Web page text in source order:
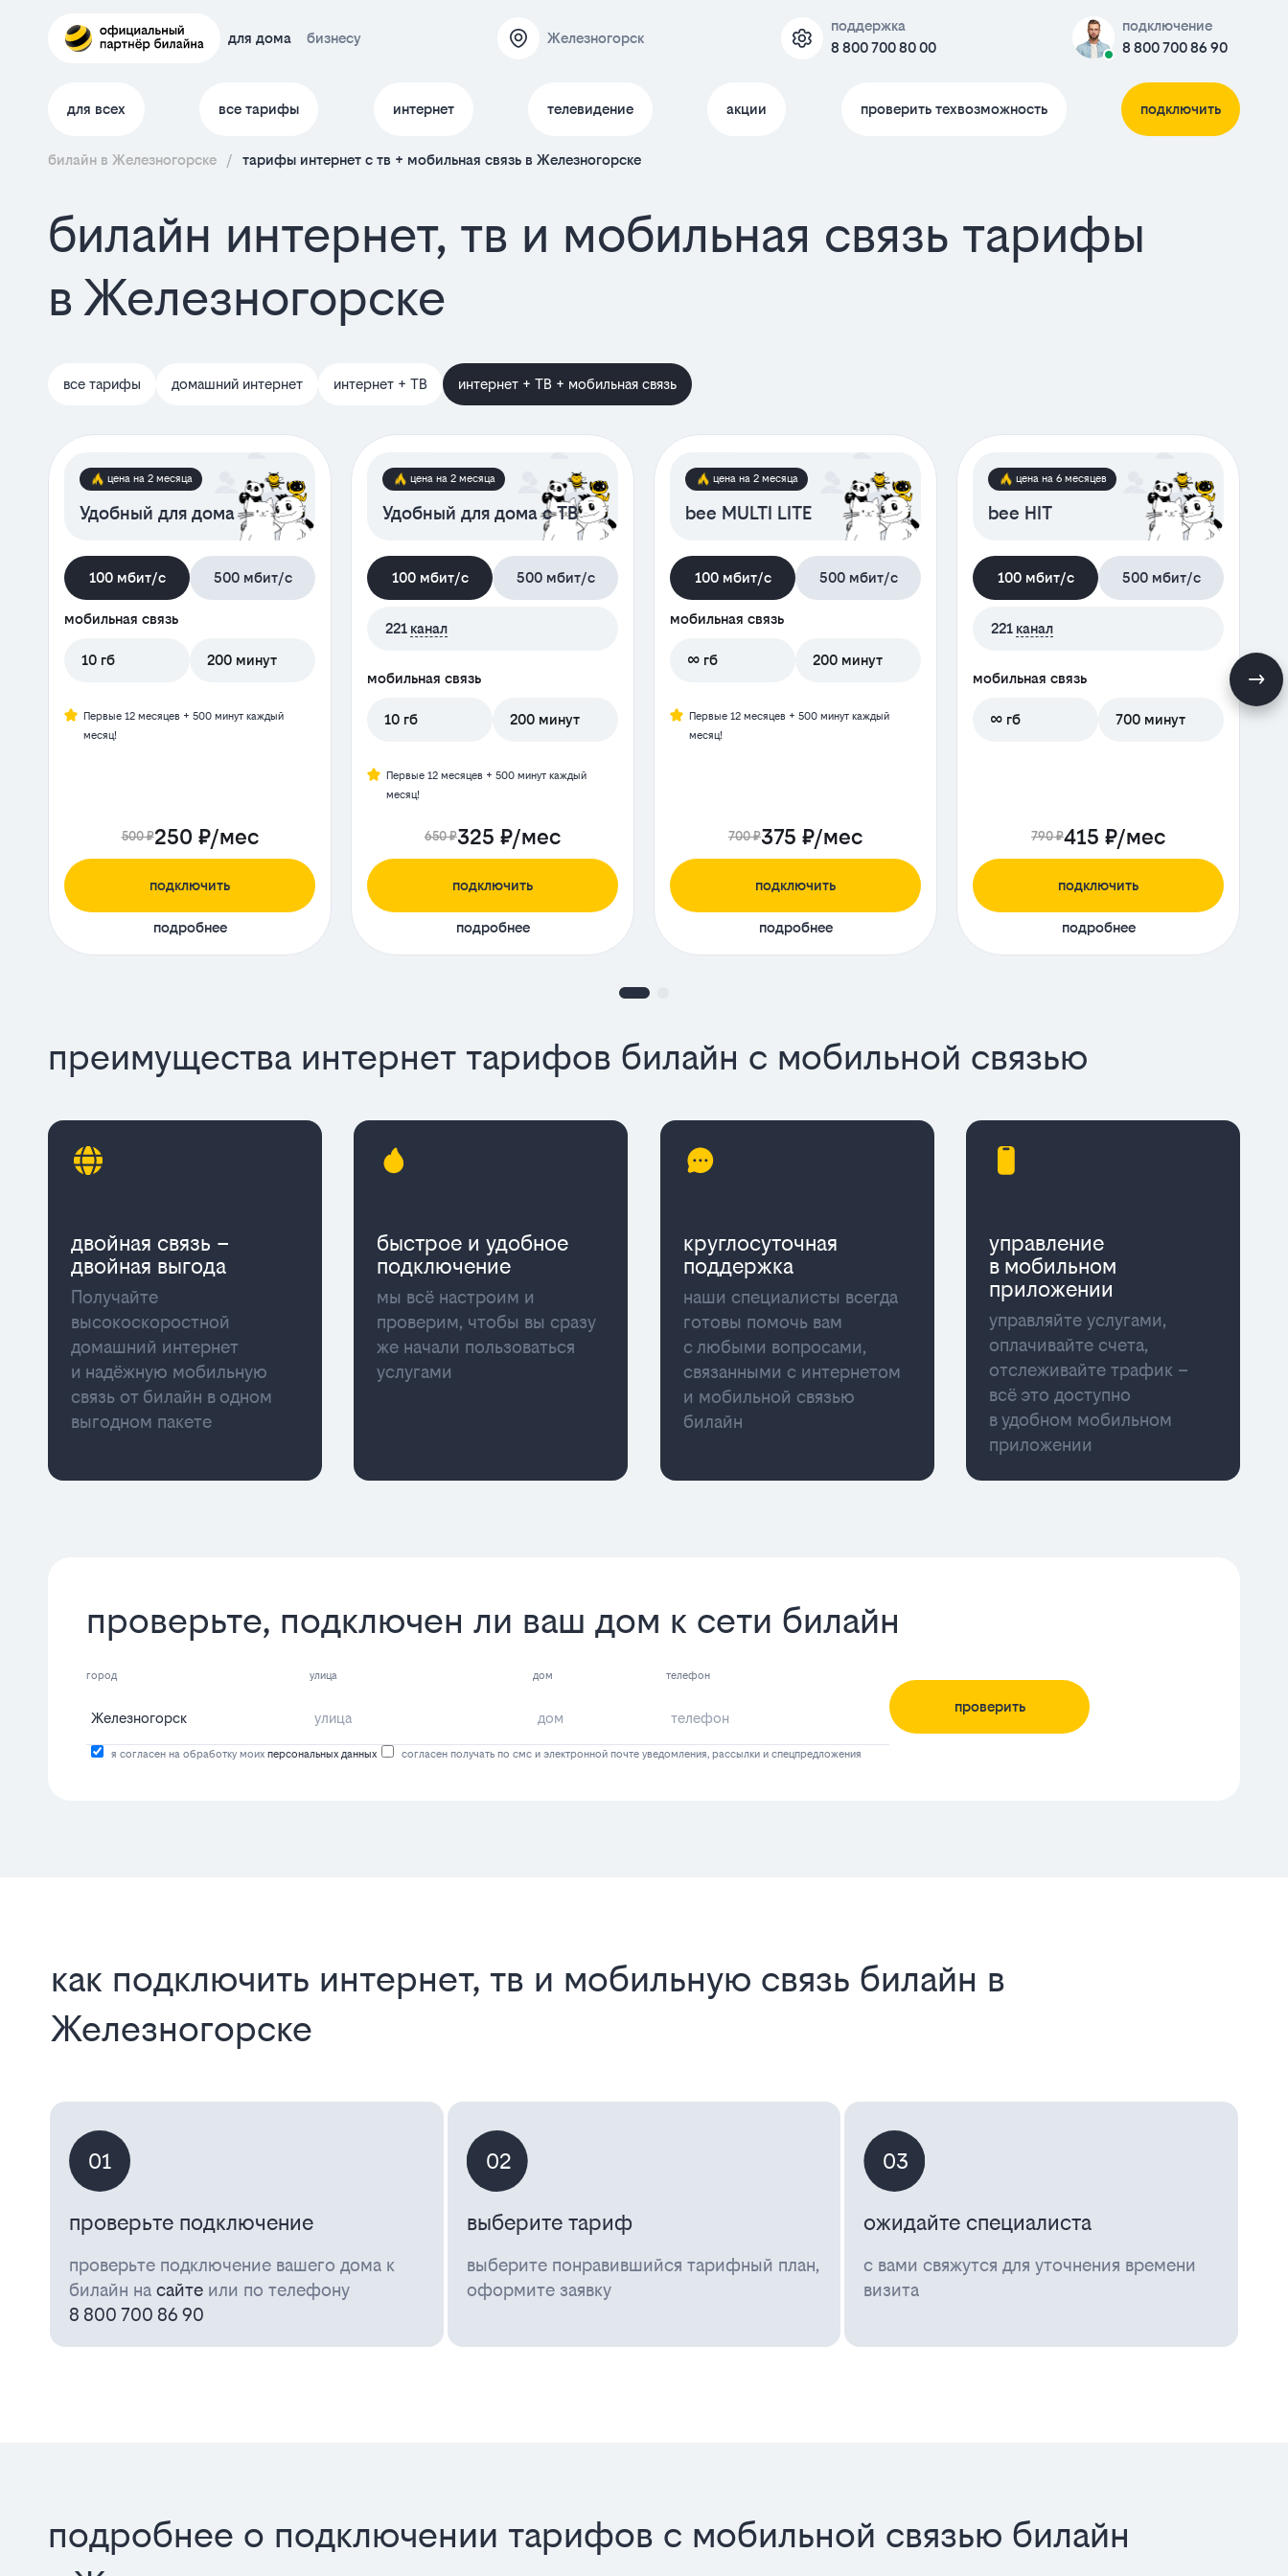
для дома бизнесу Железногорск
поддержка
8 800 700 80 00
подключение
8 800 700 86 90
для всех все тарифы интернет телевидение акции проверить техвозможность подключить
билайн в Железногорске / тарифы интернет c тв + мобильная связь в Железногорске
билайн интернет, тв и мобильная связь тарифы
в Железногорске
все тарифы домашний интернет интернет + ТВ интернет + ТВ + мобильная связь
цена на 2 месяца
Удобный для дома
100 мбит/с 500 мбит/с
мобильная связь
10 гб 200 минут
Первые 12 месяцев + 500 минут каждый
месяц!
500 ₽250 ₽/мес
подключить
подробнее
цена на 2 месяца
Удобный для дома с ТВ
100 мбит/с 500 мбит/с
221 канал
мобильная связь
10 гб 200 минут
Первые 12 месяцев + 500 минут каждый
месяц!
650 ₽325 ₽/мес
подключить
подробнее
цена на 2 месяца
bee MULTI LITE
100 мбит/с 500 мбит/с
мобильная связь
∞ гб 200 минут
Первые 12 месяцев + 500 минут каждый
месяц!
700 ₽375 ₽/мес
подключить
подробнее
цена на 6 месяцев
bee HIT
100 мбит/с 500 мбит/с
221 канал
мобильная связь
∞ гб 700 минут
790 ₽415 ₽/мес
подключить
подробнее
преимущества интернет тарифов билайн с мобильной связью
двойная связь –
двойная выгода
Получайте
высокоскоростной
домашний интернет
и надёжную мобильную
связь от билайн в одном
выгодном пакете
быстрое и удобное
подключение
мы всё настроим и
проверим, чтобы вы сразу
же начали пользоваться
услугами
круглосуточная
поддержка
наши специалисты всегда
готовы помочь вам
с любыми вопросами,
связанными с интернетом
и мобильной связью
билайн
управление
в мобильном
приложении
управляйте услугами,
оплачивайте счета,
отслеживайте трафик –
всё это доступно
в удобном мобильном
приложении
проверьте, подключен ли ваш дом к сети билайн
город улица дом телефон
проверить
я согласен на обработку моих персональных данных согласен получать по смс и электронной почте уведомления, рассылки и спецпредложения
как подключить интернет, тв и мобильную связь билайн в
Железногорске
01
проверьте подключение
проверьте подключение вашего дома к
билайн насайте или по телефону
8 800 700 86 90
02
выберите тариф
выберите понравившийся тарифный план,
оформите заявку
03
ожидайте специалиста
с вами свяжутся для уточнения времени
визита
подробнее о подключении тарифов с мобильной связью билайн